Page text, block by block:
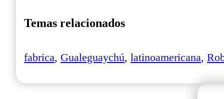
Temas relacionados
fabrica, Gualeguaychú, latinoamericana,